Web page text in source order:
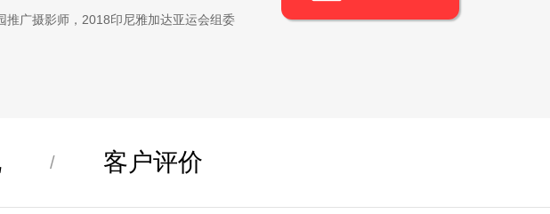
广摄影师，2018印尼雅加达亚运会组委
/ 客户评价